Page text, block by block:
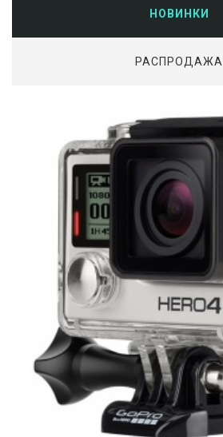
НОВИНКИ
РАСПРОДАЖА